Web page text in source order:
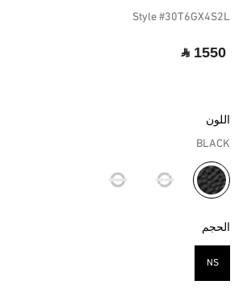
Style #30T6GX4S2L
‎ ⃁ 1550 ‎
اللون
BLACK
مختار
الحجم
NS